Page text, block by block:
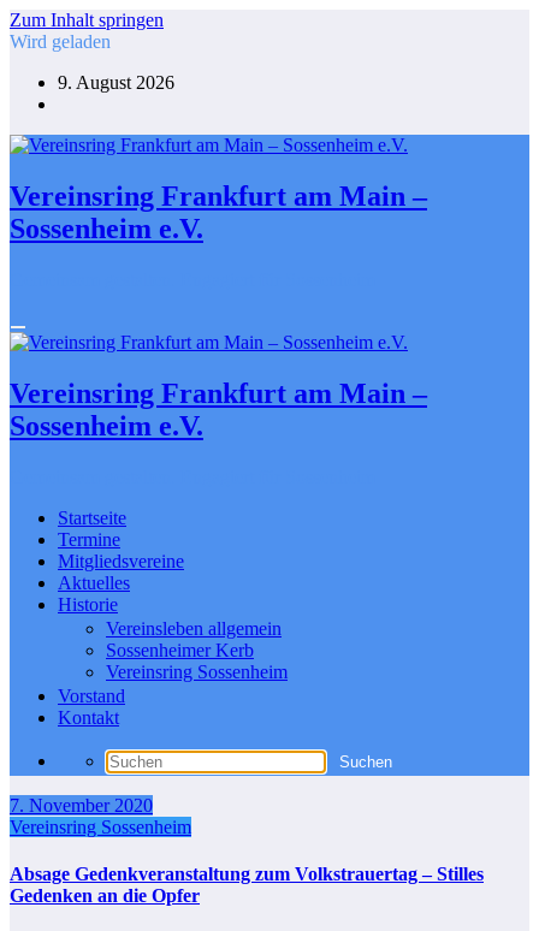
Zum Inhalt springen
Wird geladen
9. August 2026
Vereinsring Frankfurt am Main –
Sossenheim e.V.
Vereinsring Frankfurt am Main –
Sossenheim e.V.
Startseite
Termine
Mitgliedsvereine
Aktuelles
Historie
Vereinsleben allgemein
Sossenheimer Kerb
Vereinsring Sossenheim
Vorstand
Kontakt
7. November 2020
Vereinsring Sossenheim
Absage Gedenkveranstaltung zum Volkstrauertag – Stilles
Gedenken an die Opfer